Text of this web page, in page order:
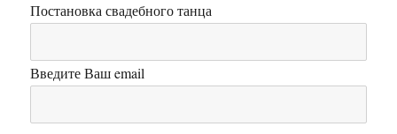
Постановка свадебного танца
Введите Ваш email